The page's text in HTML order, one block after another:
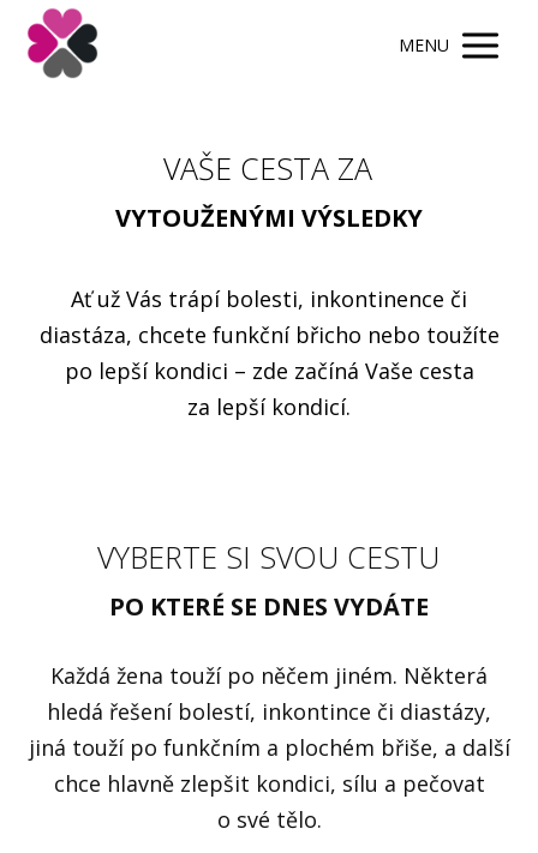
MENU
VAŠE CESTA ZA
VYTOUŽENÝMI VÝSLEDKY
Ať už Vás trápí bolesti, inkontinence či
diastáza, chcete funkční břicho nebo toužíte
po lepší kondici – zde začíná Vaše cesta
za lepší kondicí.
VYBERTE SI SVOU CESTU
PO KTERÉ SE DNES VYDÁTE
Každá žena touží po něčem jiném. Některá
hledá řešení bolestí, inkontince či diastázy,
jiná touží po funkčním a plochém břiše, a další
chce hlavně zlepšit kondici, sílu a pečovat
o své tělo.